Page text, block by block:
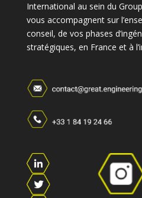
International au sein du
vous accompagnent sur
conseil, de vos phases
stratégiques, en France et à